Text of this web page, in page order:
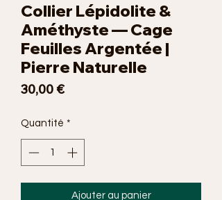
Collier Lépidolite &
Améthyste — Cage
Feuilles Argentée |
Pierre Naturelle
30,00 €Prix
Quantité *
Ajouter au panier